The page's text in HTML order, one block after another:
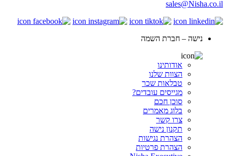
sales@Nisha.co.il
נישה – חברת השמה
אודותינו
הצוות שלנו
טבלאות שכר
מגייסים עובדים?
סוכן חכם
בלוג מאמרים
צרו קשר
תקנון נישה
הצהרת נגישות
הצהרת פרטיות